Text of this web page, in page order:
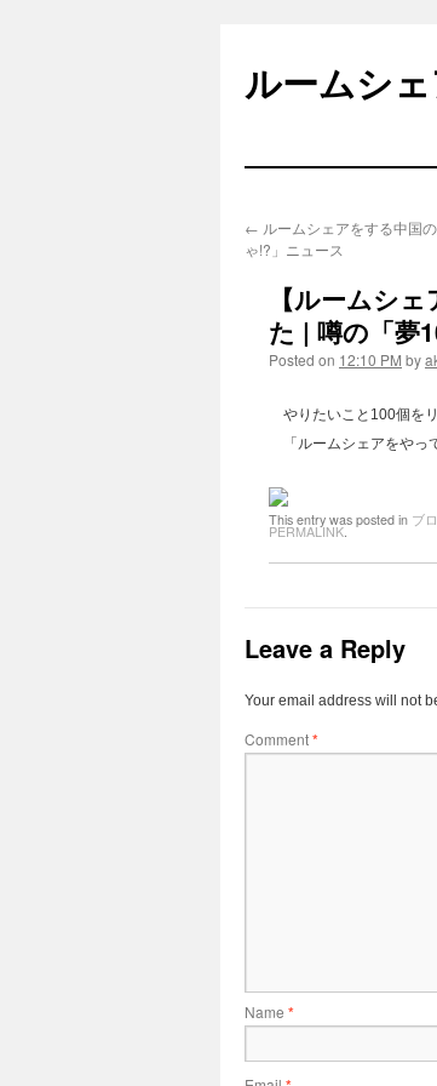
content
ルームシ
← ルームシェアをする中国
ゃ!?」ニュース
【ルームシ
た | 噂の「夢
Posted on 12:10 PM by
やりたいこと100個を
「ルームシェアをや
This entry was posted in ブ
PERMALINK.
Leave a Reply
Your email address will not
Comment*
Name *